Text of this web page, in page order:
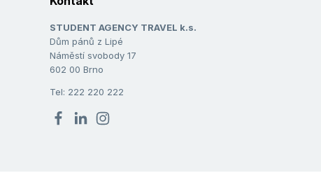
STUDENT AGENCY TRAVEL k.s.
Dům pánů z Lipé
Náměstí svobody 17
602 00 Brno
Tel: 222 220 222